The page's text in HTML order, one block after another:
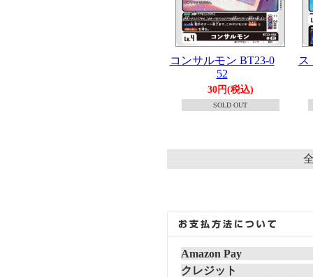
コンサルモン BT23-0
52
30円(税込)
SOLD OUT
ス
Amazon Pay
クレジット